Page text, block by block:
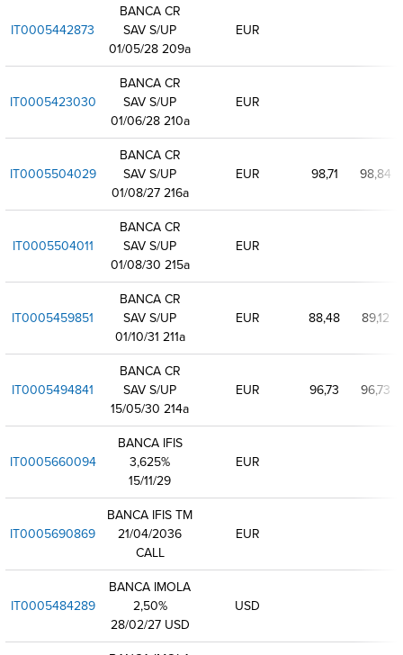
IT0005442873
BANCA CR
SAV S/UP
01/05/28 209a
EUR
IT0005423030
BANCA CR
SAV S/UP
01/06/28 210a
EUR
IT0005504029
BANCA CR
SAV S/UP
01/08/27 216a
EUR 98,71 98,84
IT0005504011
BANCA CR
SAV S/UP
01/08/30 215a
EUR
IT0005459851
BANCA CR
SAV S/UP
01/10/31 211a
EUR 88,48 89,12
IT0005494841
BANCA CR
SAV S/UP
15/05/30 214a
EUR 96,73 96,73
IT0005660094
BANCA IFIS
3,625%
15/11/29
EUR
IT0005690869
BANCA IFIS TM
21/04/2036
CALL
EUR
IT0005484289
BANCA IMOLA
2,50%
28/02/27 USD
USD